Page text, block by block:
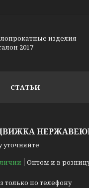
изделия
2017
СТАТЬИ
уточняйте
Оптом и в
только по телефону